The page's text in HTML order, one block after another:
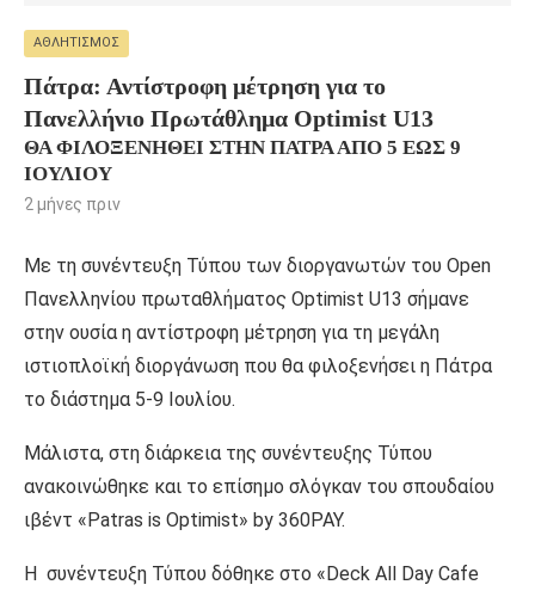
ΑΘΛΗΤΙΣΜΌΣ
Πάτρα: Αντίστροφη μέτρηση για το
Πανελλήνιο Πρωτάθλημα Optimist U13
ΘΑ ΦΙΛΟΞΕΝΗΘΕΊ ΣΤΗΝ ΠΆΤΡΑ ΑΠΌ 5 ΈΩΣ 9
ΙΟΥΛΊΟΥ
2 μήνες πριν
Με τη συνέντευξη Τύπου των διοργανωτών του Open
Πανελληνίου πρωταθλήματος Optimist U13 σήμανε
στην ουσία η αντίστροφη μέτρηση για τη μεγάλη
ιστιοπλοϊκή διοργάνωση που θα φιλοξενήσει η Πάτρα
το διάστημα 5-9 Ιουλίου.
Μάλιστα, στη διάρκεια της συνέντευξης Τύπου
ανακοινώθηκε και το επίσημο σλόγκαν του σπουδαίου
ιβέντ «Patras is Optimist» by 360PAY.
Η συνέντευξη Τύπου δόθηκε στο «Deck All Day Cafe